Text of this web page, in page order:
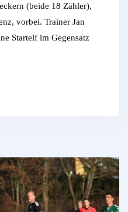
(beide 18 Zähler),
vorbei. Trainer Jan
Startelf im Gegensatz